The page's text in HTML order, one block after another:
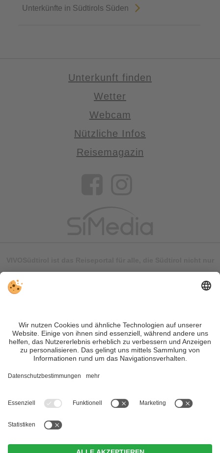
Unterkünfte in Südtirols Süden
Unterkunft finden
Wetter
Webcam
Nützliche Infos
Reisemagazin
können Fehler auftreten. Wir übernehmen keine Gewähr für
die Richtigkeit und Vollständigkeit aller Informationen.
Informieren Sie sich sicherheitshalber nochmals beim
Veranstalter vor Ort über die aktuellen Bedingungen.
Sitemap| Impressum&Datenschutz
Individuelle Cookie-